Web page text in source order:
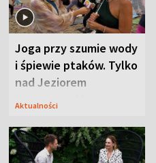
Joga przy szumie wody
i śpiewie ptaków. Tylko
nad Jeziorem
Tarnobrzeskim
Aktualności